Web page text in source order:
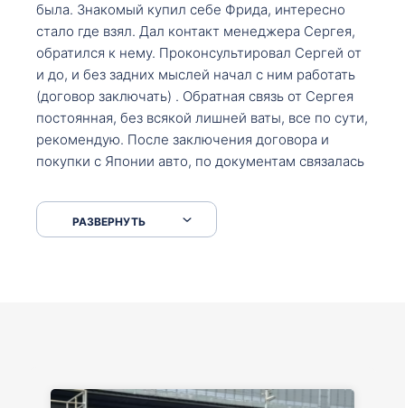
была. Знакомый купил себе Фрида, интересно
стало где взял. Дал контакт менеджера Сергея,
обратился к нему. Проконсультировал Сергей от
и до, и без задних мыслей начал с ним работать
(договор заключать) . Обратная связь от Сергея
постоянная, без всякой лишней ваты, все по сути,
рекомендую. После заключения договора и
покупки с Японии авто, по документам связалась
что заполнить, куда зайти, образцы и т.д. После
приехал за авто. Меня тепло встретили Сергей с
РАЗВЕРНУТЬ